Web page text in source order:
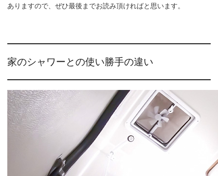
ありますので、ぜひ最後までお読み頂ければと思います。
家のシャワーとの使い勝手の違い